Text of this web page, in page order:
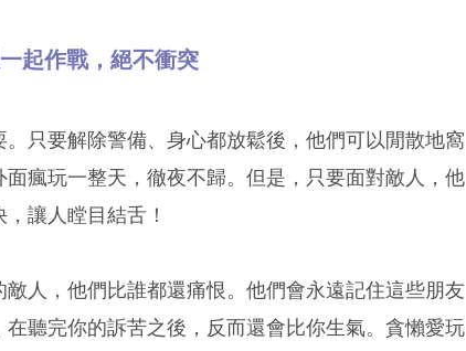
起作戰，絕不衝突
只要解除警備、身心都放鬆後，他們可以閒散地窩
瘋玩一整天，徹夜不歸。但是，只要面對敵人，他
讓人瞠目結舌！
人，他們比誰都還痛恨。他們會永遠記住這些朋友
聽完你的訴苦之後，反而還會比你生氣。貪懶愛玩